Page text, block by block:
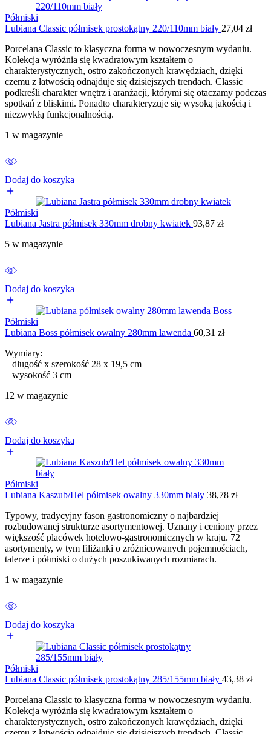
Półmiski
Lubiana Classic półmisek prostokątny 220/110mm biały 27,04 zł
Porcelana Classic to klasyczna forma w nowoczesnym wydaniu.
Kolekcja wyróżnia się kwadratowym kształtem o
charakterystycznych, ostro zakończonych krawędziach, dzięki
czemu z łatwością odnajduje się dzisiejszych trendach. Classic
podkreśli charakter wnętrz i aranżacji, którymi się otaczamy podczas
spotkań z bliskimi. Ponadto charakteryzuje się wysoką jakością i
niezwykłą funkcjonalnością.
1 w magazynie
Dodaj do koszyka
Półmiski
Lubiana Jastra półmisek 330mm drobny kwiatek 93,87 zł
5 w magazynie
Dodaj do koszyka
Półmiski
Lubiana Boss półmisek owalny 280mm lawenda 60,31 zł
Wymiary:
– długość x szerokość 28 x 19,5 cm
– wysokość 3 cm
12 w magazynie
Dodaj do koszyka
Półmiski
Lubiana Kaszub/Hel półmisek owalny 330mm biały 38,78 zł
Typowy, tradycyjny fason gastronomiczny o najbardziej
rozbudowanej strukturze asortymentowej. Uznany i ceniony przez
większość placówek hotelowo-gastronomicznych w kraju. 72
asortymenty, w tym filiżanki o zróżnicowanych pojemnościach,
talerze i półmiski o dużych poszukiwanych rozmiarach.
1 w magazynie
Dodaj do koszyka
Półmiski
Lubiana Classic półmisek prostokątny 285/155mm biały 43,38 zł
Porcelana Classic to klasyczna forma w nowoczesnym wydaniu.
Kolekcja wyróżnia się kwadratowym kształtem o
charakterystycznych, ostro zakończonych krawędziach, dzięki